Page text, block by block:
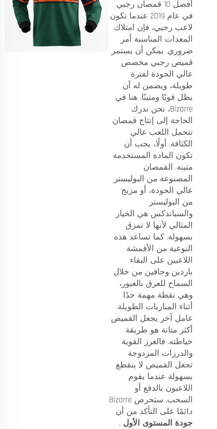
أفضل 10 قمصان رجبي
في عام 2019 عندما تكون
لاعب رجبي، فإن امتلاك
المعدات المناسبة أمر
ضروري. يمكن أن يستمر
قميص رجبي مخصص
عالي الجودة لفترة
طويلة، ويضمن له أن
يظل قويًا ومتينًا. هنا في
Bizarre، نحن ندرك
الحاجة إلى إنتاج قمصان
تتحمل اللعب عالي
الكثافة. أولًا، يجب أن
تكون المادة المستخدمة
متينة. القمصان
المصنوعة من البوليستر
عالي الجودة، أو مزيج
من البوليستر
والسباندكس هي الخيار
المثالي لأنها لا تمزق
بسهولة. كما تساعد هذه
النوعية من الأقمشة
اللاعبين على البقاء
باردين وجافين من خلال
السماح للعرق بالعبور،
وهي نقطة مهمة جدًا
أثناء المباريات الطويلة.
عامل آخر يجعل القميص
أكثر متانة هو طريقة
خياطته. فالغرز القوية
والدرزات المزدوجة
تجعل القميص لا ينقطع
بسهولة عندما يقوم
اللاعبون بالدفع أو
السحب. ستحرص Bizarre
دائمًا على التأكد من أن
جودة المستوى الأول .